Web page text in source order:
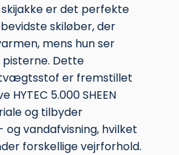
skijakke er det perfekte
skiløber, der
mens hun ser
Dette
er fremstillet
HYTEC 5.000 SHEEN
og tilbyder
vandafvisning, hvilket
forskellige vejrforhold.